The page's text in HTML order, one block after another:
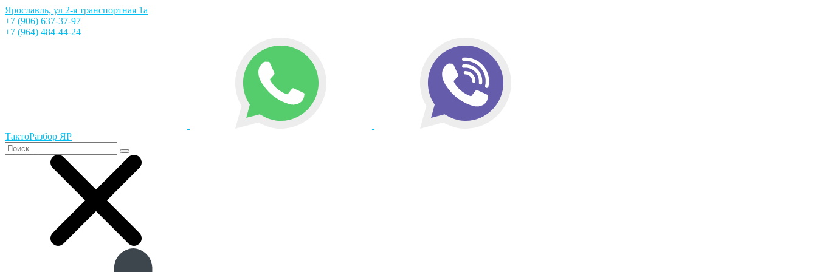
Ярославль, ул 2-я транспортная 1а
+7 (906) 637-37-97
+7 (964) 484-44-24
ТактоРазбор ЯР